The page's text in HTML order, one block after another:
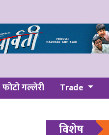
फोटो गल्लेरी Trade
विशेष